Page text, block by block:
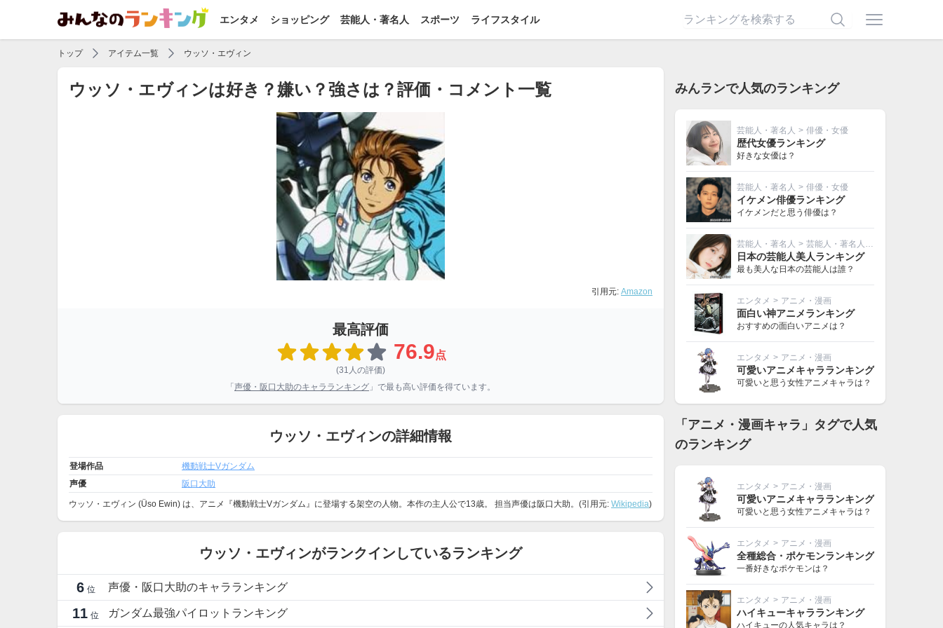
エンタメ ショッピング 芸能人・著名人 スポーツ ライフスタイル
トップ アイテム一覧 ウッソ・エヴィン
ウッソ・エヴィンは好き？嫌い？強さは？評価・コメント一覧
引用元: Amazon
最高評価
76.9点
(31人の評価)
「 声優・阪口大助のキャラランキング 」で最も高い評価を得ています。
ウッソ・エヴィンの詳細情報
登場作品
機動戦士Vガンダム
声優
阪口大助
ウッソ・エヴィン (Üso Ewin) は、アニメ『機動戦士Vガンダム』に登場する架空の人物。本作の主人公で13歳。 担当声優は阪口大助。(引用元: Wikipedia)
ウッソ・エヴィンがランクインしているランキング
6 位 声優・阪口大助のキャラランキング
11 位 ガンダム最強パイロットランキング
みんランで人気のランキング
芸能人・著名人 > 俳優・女優
歴代女優ランキング
好きな女優は？
芸能人・著名人 > 俳優・女優
イケメン俳優ランキング
イケメンだと思う俳優は？
芸能人・著名人 > 芸能人・著名人その他
日本の芸能人美人ランキング
最も美人な日本の芸能人は誰？
エンタメ > アニメ・漫画
面白い神アニメランキング
おすすめの面白いアニメは？
エンタメ > アニメ・漫画
可愛いアニメキャラランキング
可愛いと思う女性アニメキャラは？
「アニメ・漫画キャラ」タグで人気
のランキング
エンタメ > アニメ・漫画
可愛いアニメキャラランキング
可愛いと思う女性アニメキャラは？
エンタメ > アニメ・漫画
全種総合・ポケモンランキング
一番好きなポケモンは？
エンタメ > アニメ・漫画
ハイキューキャラランキング
ハイキューの人気キャラは？